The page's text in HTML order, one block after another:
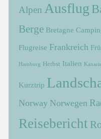
Alpen Ausflug
Berge Bretagne
Flugreise Frankreich
Hamburg Herbst Italien
Kurztrip
Norway Norwegen
Reisebericht